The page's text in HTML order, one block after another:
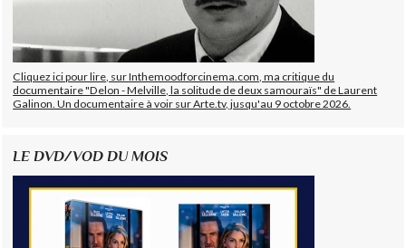
Cliquez ici pour lire, sur Inthemoodforcinema.com, ma critique du
documentaire "Delon - Melville, la solitude de deux samouraïs" de Laurent
Galinon. Un documentaire à voir sur Arte.tv, jusqu'au 9 octobre 2026.
LE DVD/VOD DU MOIS